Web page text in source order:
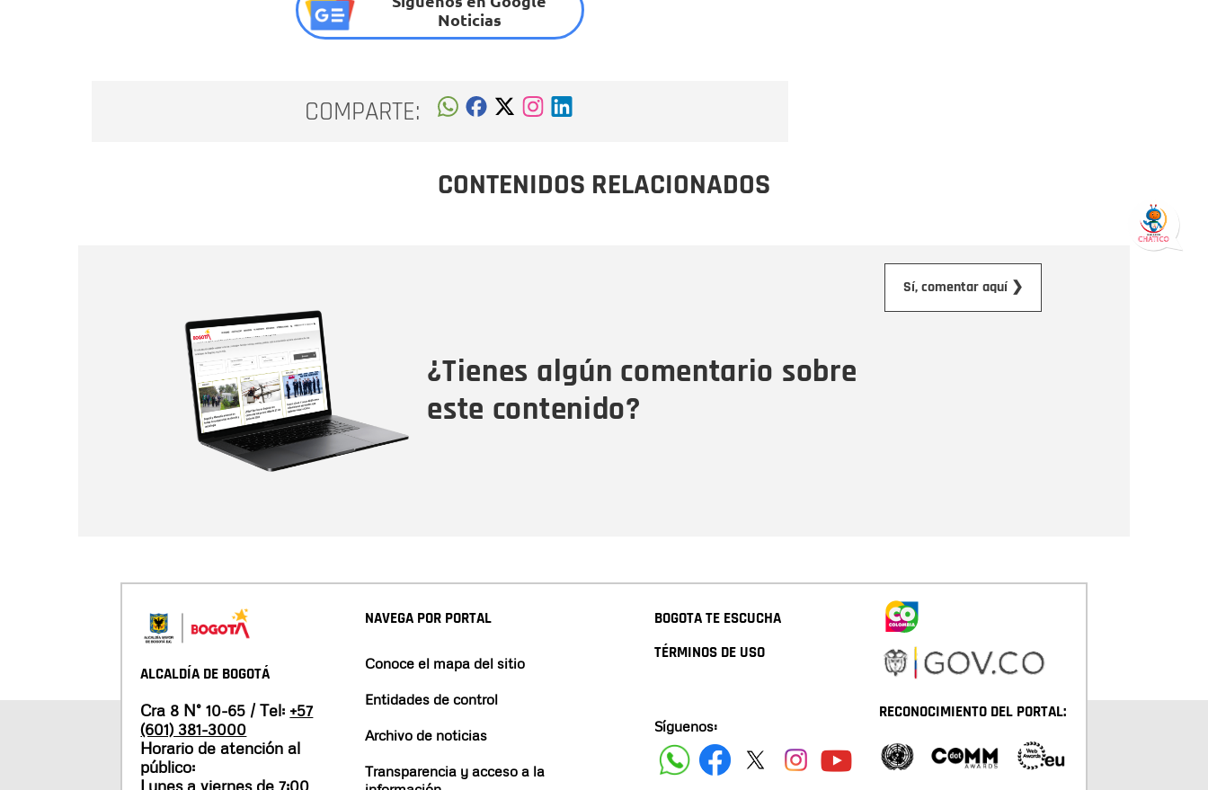
Noticias
COMPARTE:
CONTENIDOS RELACIONADOS
¿Tienes algún comentario sobre
este contenido?
Sí, comentar aquí ❯
ALCALDÍA DE BOGOTÁ
Cra 8 N° 10-65 / Tel: +57
(601) 381-3000
Horario de atención al
público:
Lunes a viernes de 7:00
NAVEGA POR PORTAL
Conoce el mapa del sitio
Entidades de control
Archivo de noticias
Transparencia y acceso a la
BOGOTA TE ESCUCHA
TÉRMINOS DE USO
Síguenos:
RECONOCIMIENTO DEL PORTAL: